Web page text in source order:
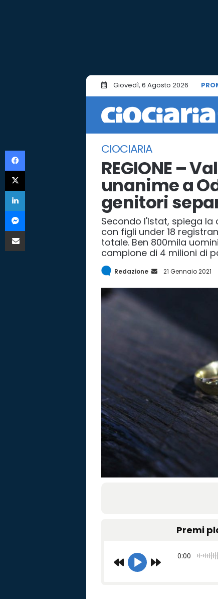
Giovedì, 6 Agosto 2026
CIOCIARIA
REGIONE –
unanime a
genitori
Secondo l'Istat, spiega la
con figli under 18
totale. Ben 800mila
campione di 4 milioni di
Redazione 21 Gennaio 2021
Premi
0:00